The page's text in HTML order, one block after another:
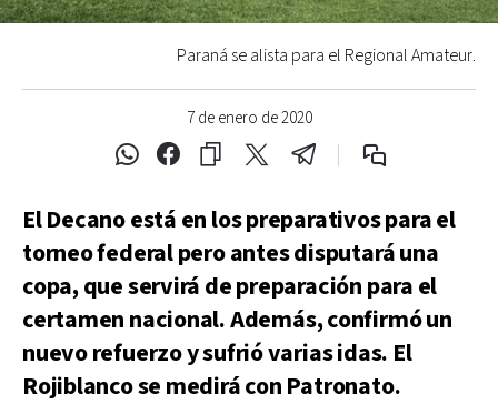
7 de enero de 2020
Paraná se alista para el Regional Amateur.
El Decano está en los preparativos para el
torneo federal pero antes disputará una
copa, que servirá de preparación para el
certamen nacional. Además, confirmó un
nuevo refuerzo y sufrió varias idas. El
Rojiblanco se medirá con Patronato.